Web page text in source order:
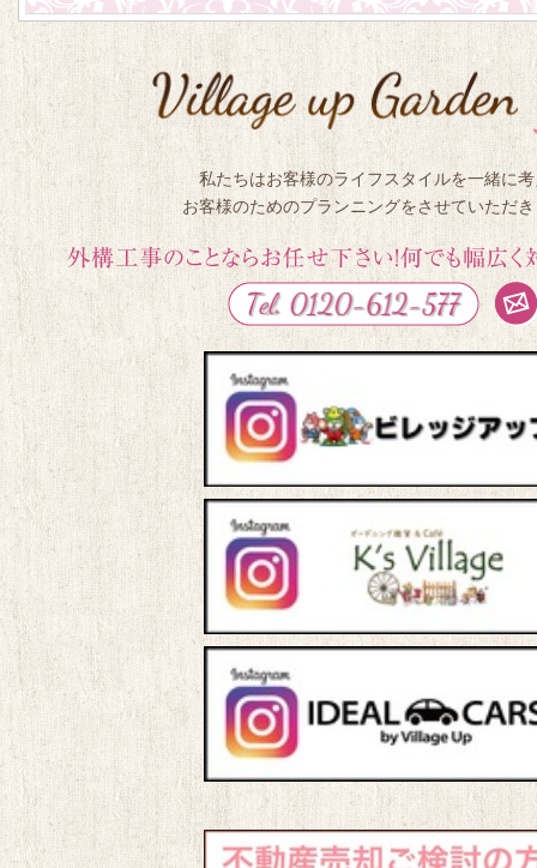
私たちはお客様のライフスタイルを一緒に
お客様のためのプランニングをさせていただ